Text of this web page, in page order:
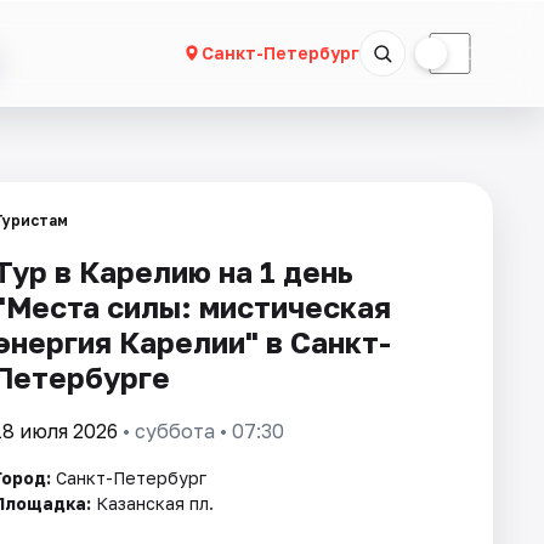
Санкт-Петербург ☾
в Карелию на 1 день
силы: мистическая
Карелии" в Санкт-
июля 2026 • суббота • 07:30
Санкт-Петербург
Казанская пл.